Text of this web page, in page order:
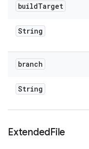
buildTarget
String
branch
String
ExtendedFile